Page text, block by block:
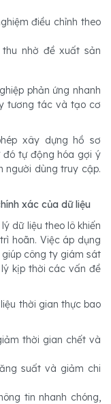
điều chỉnh theo
nhờ đề xuất sản
phản ứng nhanh
tương tác và tạo cơ
xây dựng hồ sơ
đó tự động hóa gợi ý
người dùng truy cập.
xác của dữ liệu
dữ liệu theo lô khiến
hoãn. Việc áp dụng
công ty giám sát
kịp thời các vấn đề
thời gian thực bao
thời gian chết và
suất và giảm chi
tin nhanh chóng,